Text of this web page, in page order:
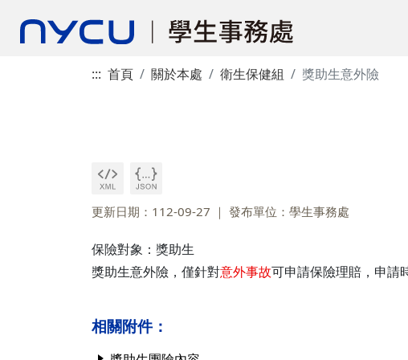
::: 首頁 關於本處 衛生保健組 獎助生意外險
更新日期：112-09-27 發布單位：學生事務處
保險對象：獎助生
獎助生意外險，僅針對意外事故可申請保險理賠，申請
相關附件：